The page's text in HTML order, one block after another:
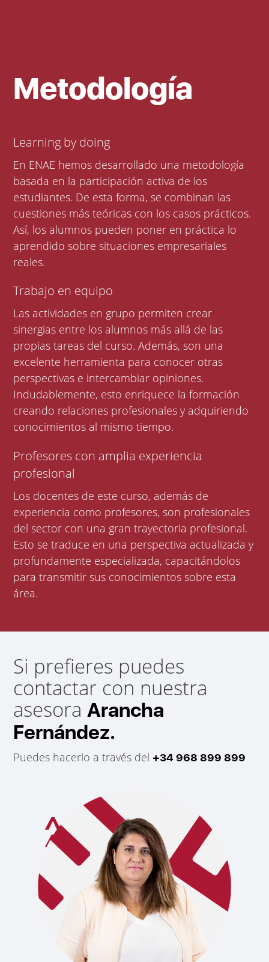
Metodología
Learning by doing
En ENAE hemos desarrollado una metodología
basada en la participación activa de los
estudiantes. De esta forma, se combinan las
cuestiones más teóricas con los casos prácticos.
Así, los alumnos pueden poner en práctica lo
aprendido sobre situaciones empresariales
reales.
Trabajo en equipo
Las actividades en grupo permiten crear
sinergias entre los alumnos más allá de las
propias tareas del curso. Además, son una
excelente herramienta para conocer otras
perspectivas e intercambiar opiniones.
Indudablemente, esto enriquece la formación
creando relaciones profesionales y adquiriendo
conocimientos al mismo tiempo.
Profesores con amplia experiencia
profesional
Los docentes de este curso, además de
experiencia como profesores, son profesionales
del sector con una gran trayectoria profesional.
Esto se traduce en una perspectiva actualizada y
profundamente especializada, capacitándolos
para transmitir sus conocimientos sobre esta
área.
Si prefieres puedes
contactar con nuestra
asesoraArancha
Fernández.
Puedes hacerlo a través del +34 968 899 899